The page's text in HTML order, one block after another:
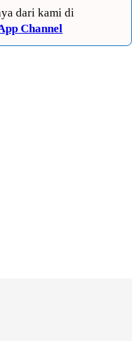
dari kami di
Channel